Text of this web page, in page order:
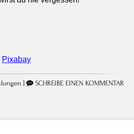
Pixabay
SCHREIBE EINEN KOMMENTAR